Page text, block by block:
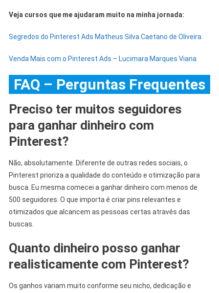
Veja cursos que me ajudaram muito na minha jornada:
Segredos do Pinterest Ads Matheus Silva Caetano de Oliveira
Venda Mais com o Pinterest Ads – Lucimara Marques Viana
FAQ – Perguntas Frequentes
Preciso ter muitos seguidores
para ganhar dinheiro com
Pinterest?
Não, absolutamente. Diferente de outras redes sociais, o
Pinterest prioriza a qualidade do conteúdo e otimização para
busca. Eu mesma comecei a ganhar dinheiro com menos de
500 seguidores. O que importa é criar pins relevantes e
otimizados que alcancem as pessoas certas através das
buscas.
Quanto dinheiro posso ganhar
realisticamente com Pinterest?
Os ganhos variam muito conforme seu nicho, dedicação e